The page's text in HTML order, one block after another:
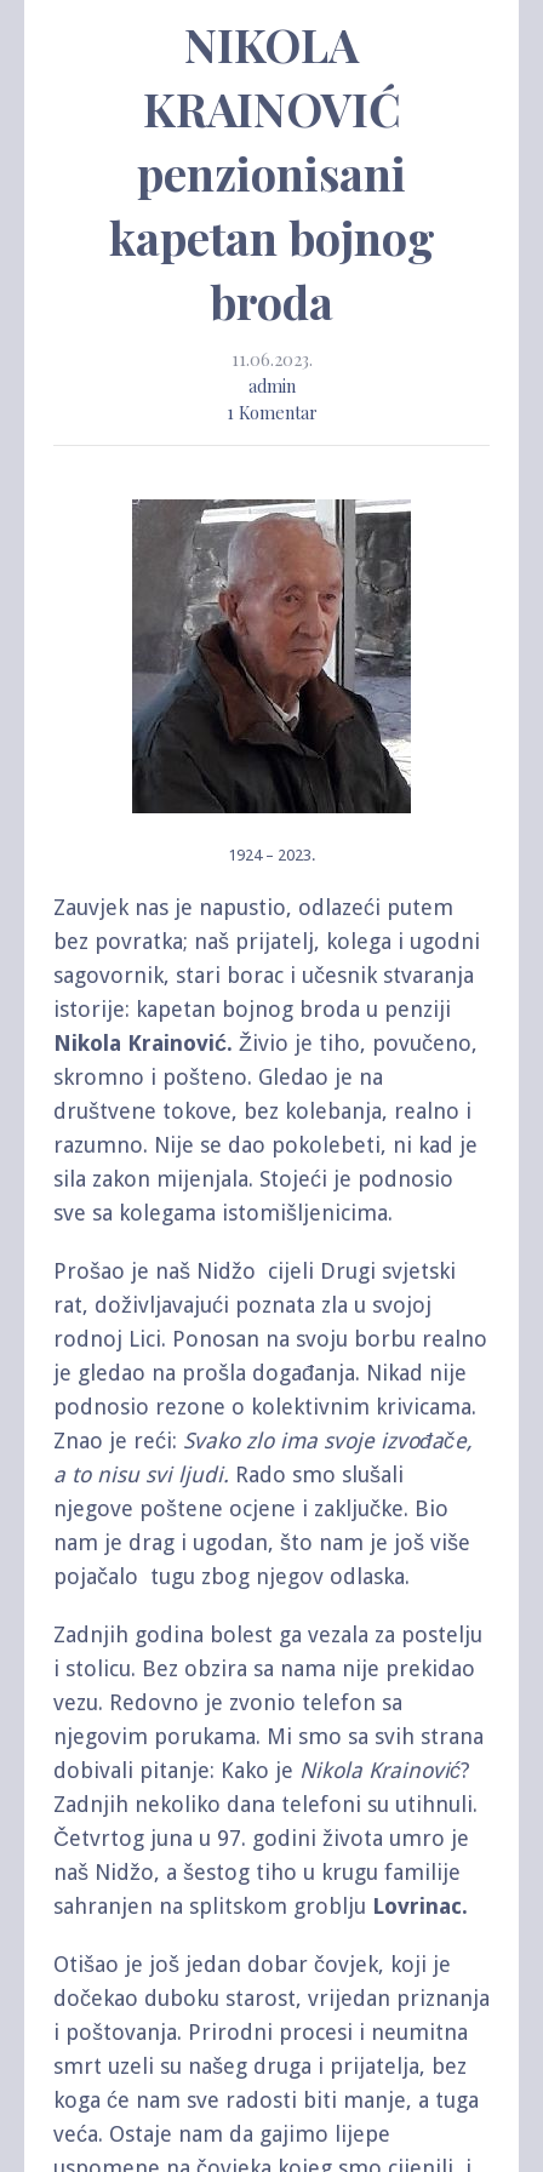
NIKOLA
KRAINOVIĆ
penzionisani
kapetan bojnog
broda
11.06.2023.
admin
1 Komentar
1924 – 2023.
Zauvjek nas je napustio, odlazeći putem
bez povratka; naš prijatelj, kolega i ugodni
sagovornik, stari borac i učesnik stvaranja
istorije: kapetan bojnog broda u penziji
Nikola Krainović. Živio je tiho, povučeno,
skromno i pošteno. Gledao je na
društvene tokove, bez kolebanja, realno i
razumno. Nije se dao pokolebeti, ni kad je
sila zakon mijenjala. Stojeći je podnosio
sve sa kolegama istomišljenicima.
Prošao je naš Nidžo cijeli Drugi svjetski
rat, doživljavajući poznata zla u svojoj
rodnoj Lici. Ponosan na svoju borbu realno
je gledao na prošla događanja. Nikad nije
podnosio rezone o kolektivnim krivicama.
Znao je reći: Svako zlo ima svoje izvođače,
a to nisu svi ljudi. Rado smo slušali
njegove poštene ocjene i zaključke. Bio
nam je drag i ugodan, što nam je još više
pojačalo tugu zbog njegov odlaska.
Zadnjih godina bolest ga vezala za postelju
i stolicu. Bez obzira sa nama nije prekidao
vezu. Redovno je zvonio telefon sa
njegovim porukama. Mi smo sa svih strana
dobivali pitanje: Kako je Nikola Krainović?
Zadnjih nekoliko dana telefoni su utihnuli.
Četvrtog juna u 97. godini života umro je
naš Nidžo, a šestog tiho u krugu familije
sahranjen na splitskom groblju Lovrinac.
Otišao je još jedan dobar čovjek, koji je
dočekao duboku starost, vrijedan priznanja
i poštovanja. Prirodni procesi i neumitna
smrt uzeli su našeg druga i prijatelja, bez
koga će nam sve radosti biti manje, a tuga
veća. Ostaje nam da gajimo lijepe